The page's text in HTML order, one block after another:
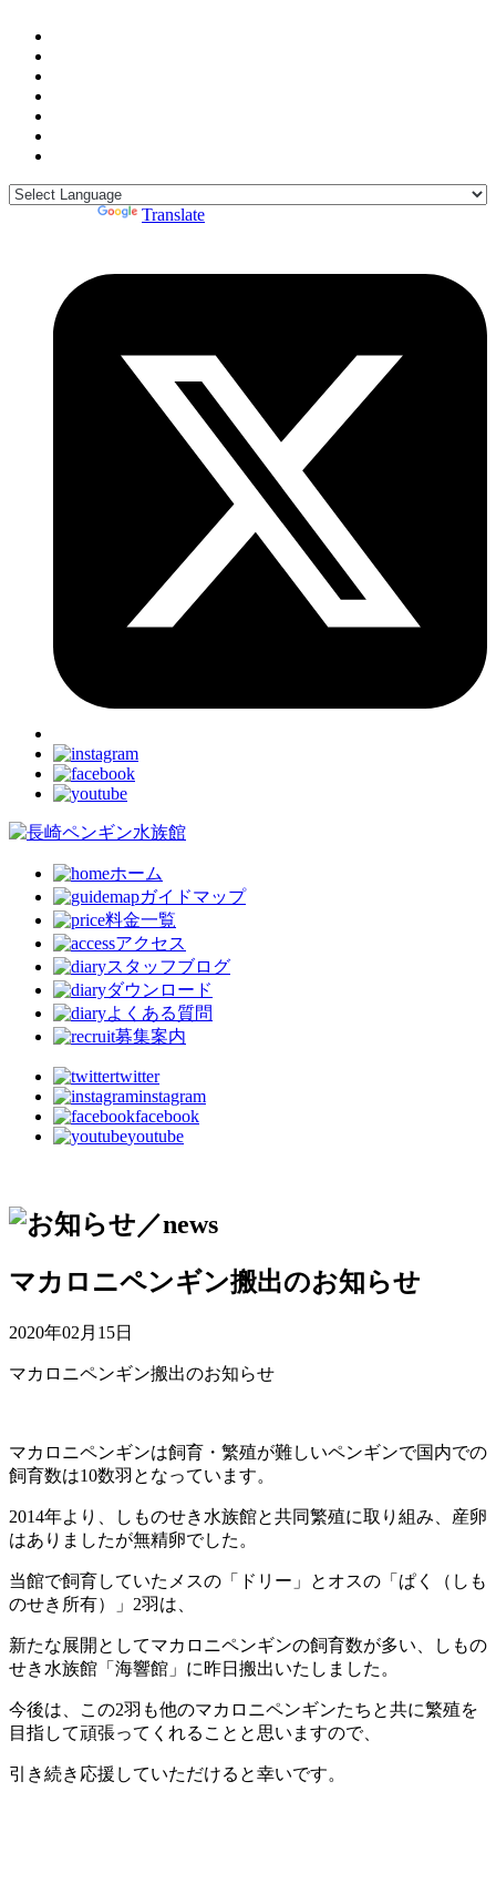
Translate
ホーム
ガイドマップ
料金一覧
アクセス
スタッフブログ
ダウンロード
よくある質問
募集案内
twitter
instagram
facebook
youtube
マカロニペンギン搬出のお知らせ
2020年02月15日
マカロニペンギン搬出のお知らせ
マカロニペンギンは飼育・繁殖が難しいペンギンで国内での
飼育数は10数羽となっています。
2014年より、しものせき水族館と共同繁殖に取り組み、産卵
はありましたが無精卵でした。
当館で飼育していたメスの「ドリー」とオスの「ぱく（しも
のせき所有）」2羽は、
新たな展開としてマカロニペンギンの飼育数が多い、しもの
せき水族館「海響館」に昨日搬出いたしました。
今後は、この2羽も他のマカロニペンギンたちと共に繁殖を
目指して頑張ってくれることと思いますので、
引き続き応援していただけると幸いです。